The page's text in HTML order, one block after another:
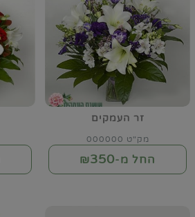
זר העמקים
מק"ט 000000
החל מ-₪350